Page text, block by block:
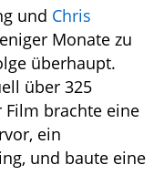
und Chris
Monate zu
überhaupt.
über 325
brachte eine
ein
und baute eine